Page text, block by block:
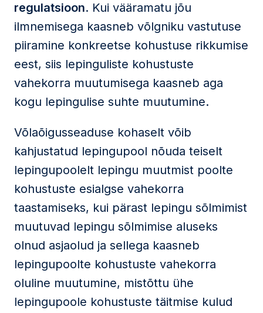
regulatsioon. Kui vääramatu jõu
ilmnemisega kaasneb võlgniku vastutuse
piiramine konkreetse kohustuse rikkumise
eest, siis lepinguliste kohustuste
vahekorra muutumisega kaasneb aga
kogu lepingulise suhte muutumine.
Võlaõigusseaduse kohaselt võib
kahjustatud lepingupool nõuda teiselt
lepingupoolelt lepingu muutmist poolte
kohustuste esialgse vahekorra
taastamiseks, kui pärast lepingu sõlmimist
muutuvad lepingu sõlmimise aluseks
olnud asjaolud ja sellega kaasneb
lepingupoolte kohustuste vahekorra
oluline muutumine, mistõttu ühe
lepingupoole kohustuste täitmise kulud